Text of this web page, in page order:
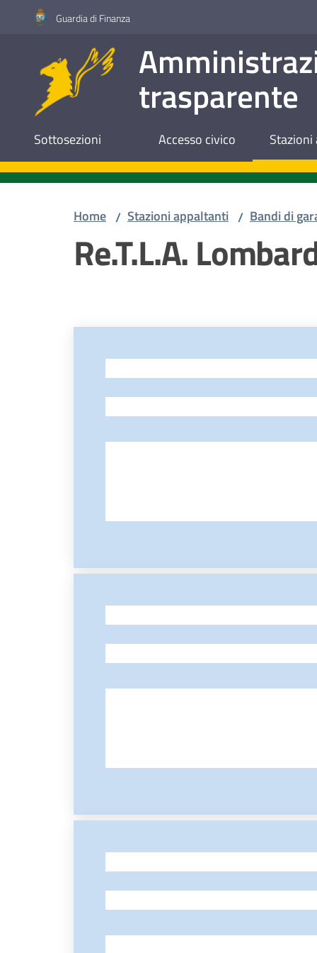
Vai al contenuto
Vai alla navigazione
Vai al footerGuardia di Finanza
trasparente
Sottosezioni Accesso civico
Home / Stazioni appaltanti / Bandi di
Re.T.L.A.
-
-
-